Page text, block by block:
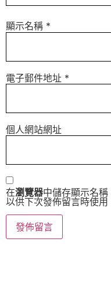
顯示名稱 *
電子郵件地址 *
個人網站網址
在瀏覽器中儲存顯示名稱
以供下次發佈留言時使用